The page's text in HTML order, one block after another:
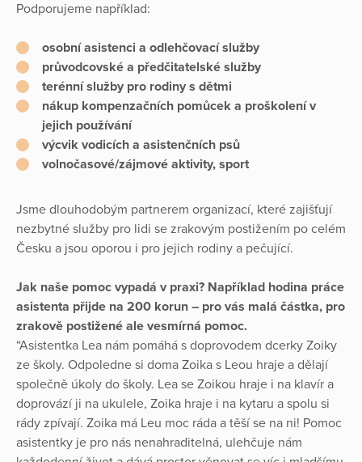
Podporujeme například:
osobní asistenci a odlehčovací služby
průvodcovské a předčitatelské služby
terénní služby pro rodiny s dětmi
nákup kompenzačních pomůcek a proškolení v
jejich používání
výcvik vodicích a asistenčních psů
volnočasové/zájmové aktivity, sport
Jsme dlouhodobým partnerem organizací, které zajišťují
nezbytné služby pro lidi se zrakovým postižením po celém
Česku a jsou oporou i pro jejich rodiny a pečující.
Jak naše pomoc vypadá v praxi? Například hodina práce
asistenta přijde na 200 korun – pro vás malá částka, pro
zrakově postižené ale vesmírná pomoc.
“Asistentka Lea nám pomáhá s doprovodem dcerky Zoiky
ze školy. Odpoledne si doma Zoika s Leou hraje a dělají
společně úkoly do školy. Lea se Zoikou hraje i na klavír a
doprovází ji na ukulele, Zoika hraje i na kytaru a spolu si
rády zpívají. Zoika má Leu moc ráda a těší se na ni! Pomoc
asistentky je pro nás nenahraditelná, ulehčuje nám